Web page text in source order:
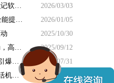
· 抗遗忘七步记忆法——AI单词识记软件解析！
2026/03/03
· 全新上线！K12“自学+伴学”AI全能提分系统!
2026/01/05
2025/10/30
· 鼎维AI英语智学平台：智能驱动，高效培训
2025/09/12
· 在线教育机构：用‘游戏化闯关’引爆用户增长！
2025/07/31
· 直录播2.0上线！'伪直播'功能激活机构营收新循环
2025/06/25